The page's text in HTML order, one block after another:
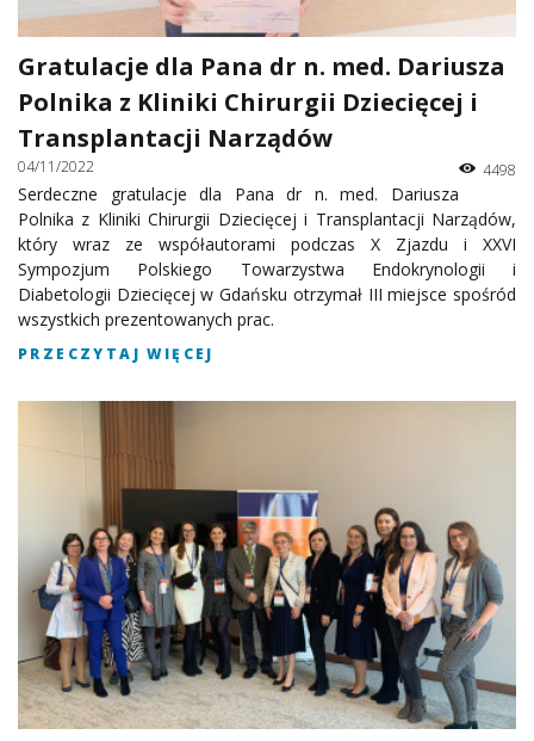
Gratulacje dla Pana dr n. med. Dariusza
Polnika z Kliniki Chirurgii Dziecięcej i
Transplantacji Narządów
04/11/2022 4498
Serdeczne gratulacje dla Pana dr n. med. Dariusza
Polnika z Kliniki Chirurgii Dziecięcej i Transplantacji Narządów,
który wraz ze współautorami podczas X Zjazdu i XXVI
Sympozjum Polskiego Towarzystwa Endokrynologii i
Diabetologii Dziecięcej w Gdańsku otrzymał III miejsce spośród
wszystkich prezentowanych prac.
PRZECZYTAJ WIĘCEJ